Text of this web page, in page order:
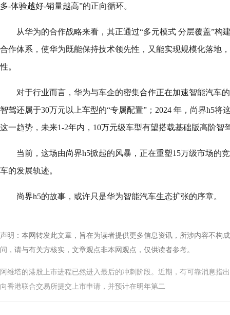
多-体验越好-销量越高”的正向循环。
从华为的合作战略来看，其正通过“多元模式 分层覆盖”构
合作体系，使华为既能保持技术领先性，又能实现规模化落地
性。
对于行业而言，华为与车企的密集合作正在加速智能汽车
智驾还属于30万元以上车型的“专属配置”；2024 年，尚界h5将
这一趋势，未来1-2年内，10万元级车型有望搭载基础版高阶智
当前，这场由尚界h5掀起的风暴，正在重塑15万级市场的
车的发展轨迹。
尚界h5的故事，或许只是华为智能汽车生态扩张的序章。
声明：本网转发此文章，旨在为读者提供更多信息资讯，所涉内容不构
问，请与有关方核实，文章观点非本网观点，仅供读者参考。
阿维塔的港股上市进程已然进入最后的冲刺阶段。近期，有可靠消息指
向香港联合交易所提交上市申请，并预计在明年第二